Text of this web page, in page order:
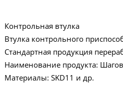
Контрольная втулка
Втулка контрольного
Стандартная продукция
Наименование продукта:
Материалы: SKD11 и др.